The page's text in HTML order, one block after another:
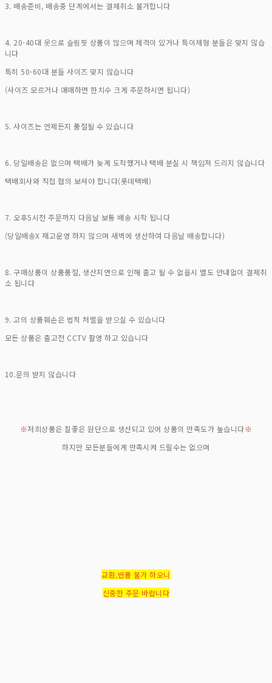
3. 배송준비, 배송중 단계에서는 결체취소 불가합니다
4. 20-40대 옷으로 슬림핏 상품이 많으며 체격이 있거나 특이체형 분들은 맞지 않습
니다
특히 50-60대 분들 사이즈 맞지 않습니다
(사이즈 모르거나 애매하면 한치수 크게 주문하시면 됩니다)
5. 사이즈는 언제든지 품절될 수 있습니다
6. 당일배송은 없으며 택배가 늦게 도착했거나 택배 분실 시 책임져 드리지 않습니다
택배회사와 직접 협의 보셔야 합니다(롯데택배)
7. 오후5시전 주문까지 다음날 보통 배송 시작 됩니다
(당일배송X 재고운영 하지 않으며 새벽에 생산하여 다음날 배송합니다)
8. 구매상품이 상품품절, 생산지연으로 인해 출고 될 수 없을시 별도 안내없이 결제취
소 됩니다
9. 고의 상품훼손은 법적 처벌을 받으실 수 있습니다
모든 상품은 출고전 CCTV 촬영 하고 있습니다
10.문의 받지 않습니다
※저희상품은 질좋은 원단으로 생산되고 있어 상품의 만족도가 높습니다※
하지만 모든분들에게 만족시켜 드릴수는 없으며
교환,반품 불가 하오니
신중한 주문 바랍니다